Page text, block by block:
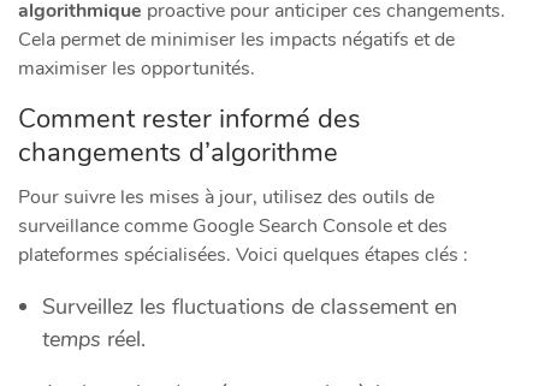
algorithmique proactive pour anticiper ces changements.
Cela permet de minimiser les impacts négatifs et de
maximiser les opportunités.
Comment rester informé des
changements d’algorithme
Pour suivre les mises à jour, utilisez des outils de
surveillance comme Google Search Console et des
plateformes spécialisées. Voici quelques étapes clés :
Surveillez les fluctuations de classement en
temps réel.